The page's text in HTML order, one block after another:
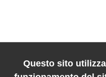
Questo sito